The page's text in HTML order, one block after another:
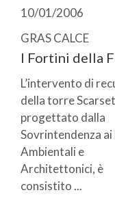
10/01/2006
GRAS CALCE
I Fortini della
L’intervento di
della torre
progettato dalla
Sovrintendenza ai
Ambientali e
Architettonici, è
consistito ...